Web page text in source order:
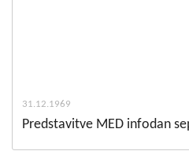
31.12.1969
Predstavitve MED infodan